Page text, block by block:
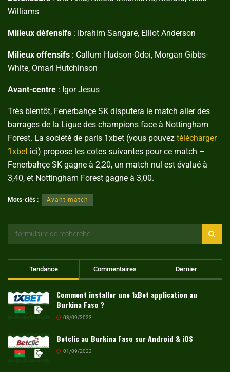
Williams
Milieux défensifs : Ibrahim Sangaré, Elliot Anderson
Milieux offensifs : Callum Hudson-Odoi, Morgan Gibbs-
White, Omari Hutchinson
Avant-centre : Igor Jesus
Très bientôt, Fenerbahçe SK disputera le match aller des
barrages de la Ligue des champions face à Nottingham
Forest. La société de paris 1xbet (vous pouvez télécharger
1xbet ici) propose les cotes suivantes pour ce match –
Fenerbahçe SK gagne à 2,20, un match nul est évalué à
3,40, et Nottingham Forest gagne à 3,00.
Mots-clés : Avant-match
Tendance Commentaires Dernier
Comment installer une 1xBet application au
Burkina Faso ?
03/09/2023
Betclic au Burkina Faso sur Android & iOS
01/09/2023